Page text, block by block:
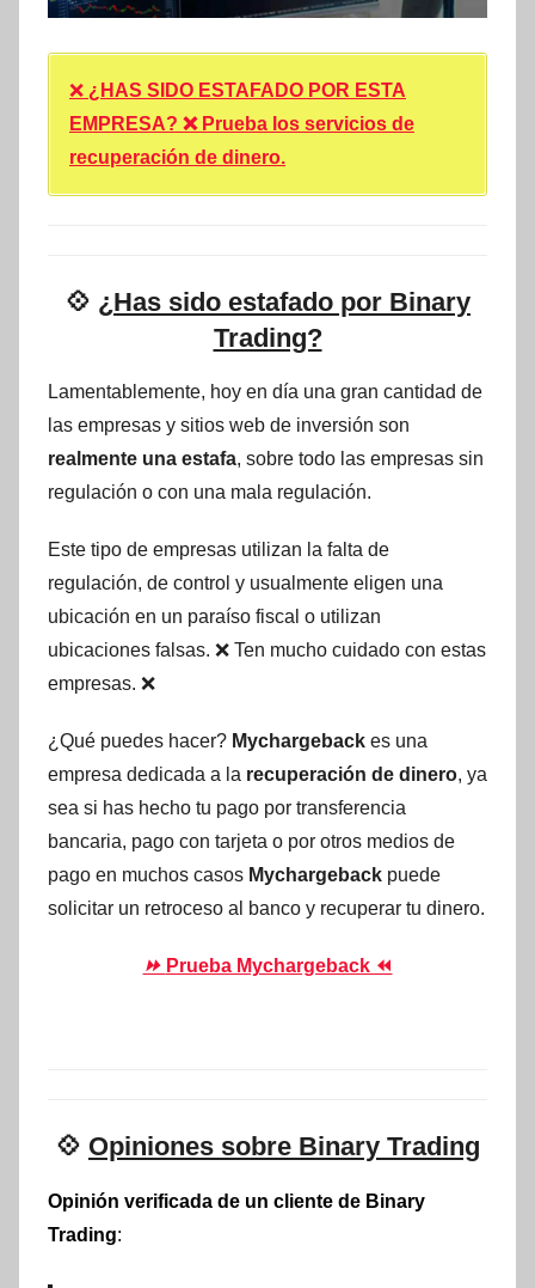
❌ ¿HAS SIDO ESTAFADO POR ESTA
EMPRESA? ❌ Prueba los servicios de
recuperación de dinero.
💠 ¿Has sido estafado por Binary
Trading?
Lamentablemente, hoy en día una gran cantidad de
las empresas y sitios web de inversión son
realmente una estafa, sobre todo las empresas sin
regulación o con una mala regulación.
Este tipo de empresas utilizan la falta de
regulación, de control y usualmente eligen una
ubicación en un paraíso fiscal o utilizan
ubicaciones falsas. ❌ Ten mucho cuidado con estas
empresas. ❌
¿Qué puedes hacer? Mychargeback es una
empresa dedicada a la recuperación de dinero, ya
sea si has hecho tu pago por transferencia
bancaria, pago con tarjeta o por otros medios de
pago en muchos casos Mychargeback puede
solicitar un retroceso al banco y recuperar tu dinero.
⏩ Prueba Mychargeback ⏪
💠 Opiniones sobre Binary Trading
Opinión verificada de un cliente de Binary
Trading: